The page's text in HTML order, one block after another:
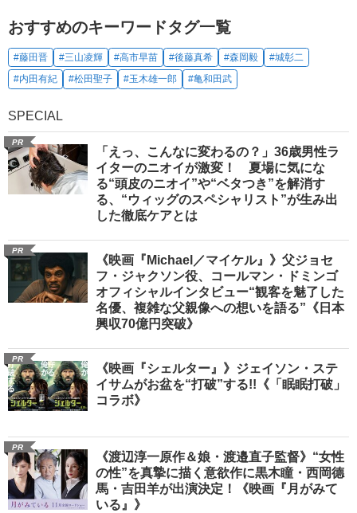
おすすめのキーワードタグ一覧
#藤田晋 #三山凌輝 #高市早苗 #後藤真希 #森岡毅
#城彰二
#内田有紀
#松田聖子 #玉木雄一郎 #亀和田武
SPECIAL
PR
「えっ、こんなに変わるの？」36歳男性ラ
イターのニオイが激変！ 夏場に気にな
る“頭皮のニオイ”や“ベタつき”を解消す
る、“ウィッグのスペシャリスト”が生み出
した徹底ケアとは
PR
《映画『Michael／マイケル』》父ジョセ
フ・ジャクソン役、コールマン・ドミンゴ
オフィシャルインタビュー“観客を魅了した
名優、複雑な父親像への想いを語る”《日本
興収70億円突破》
PR
《映画『シェルター』》ジェイソン・ステ
イサムがお盆を“打破”する!!《「眠眠打破」
コラボ》
PR
《渡辺淳一原作＆娘・渡邉直子監督》“女性
の性”を真摯に描く意欲作に黒木瞳・西岡德
馬・吉田羊が出演決定！《映画『月がみて
いる』》